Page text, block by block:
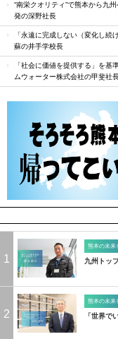
“南栄クオリティ”で熊本から九
発の深野社長
「永遠に完成しない（変化し続
蘇の井手学校長
「社会に価値を提供する」を基
ムウォーター株式会社の甲斐社
1
熊本の未来
九州トッ
2
熊本の未来
「世界で